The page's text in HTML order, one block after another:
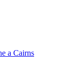
a Cairns